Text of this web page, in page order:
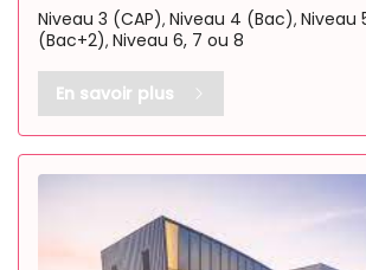
Niveau 3 (CAP), Niveau 4 (Bac), Niveau
(Bac+2), Niveau 6, 7 ou 8
En savoir plus